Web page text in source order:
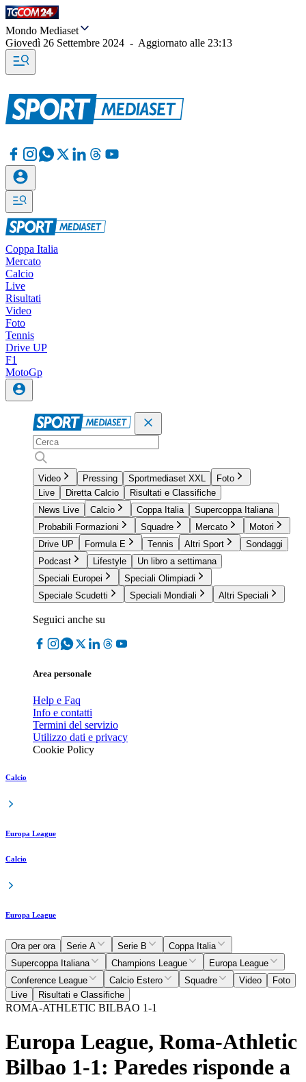
Mondo Mediaset
Giovedì 26 Settembre 2024 - Aggiornato alle 23:13
Coppa Italia
Mercato
Calcio
Live
Risultati
Video
Foto
Tennis
Drive UP
F1
MotoGp
Video Pressing Sportmediaset XXL
Foto
Live
Diretta Calcio
Risultati e Classifiche
News Live
Calcio Coppa Italia
Supercoppa Italiana
Probabili Formazioni
Squadre Mercato
Motori
Drive UP
Formula E Tennis Altri Sport
Sondaggi
Podcast
Lifestyle
Un libro a settimana
Speciali Europei
Speciali Olimpiadi
Speciale Scudetti
Speciali Mondiali Altri Speciali
Seguici anche su
Area personale
Help e Faq
Info e contatti
Termini del servizio
Utilizzo dati e privacy
Cookie Policy
Calcio
Europa League
Calcio
Europa League
Ora per ora Serie A Serie B
Coppa Italia
Supercoppa Italiana
Champions League
Europa League
Conference League
Calcio Estero Squadre Video
Foto
Live
Risultati e Classifiche
ROMA-ATHLETIC BILBAO 1-1
Europa League, Roma-Athletic
Bilbao 1-1: Paredes risponde a